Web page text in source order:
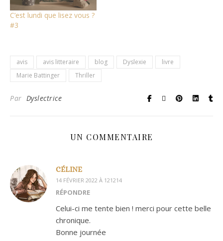
dans un prêt croisé avec
Lucas du…
C’est lundi que lisez vous ?
#3
avis avis litteraire blog Dyslexie
livre
Marie Battinger
Thriller
Par Dyslectrice
UN COMMENTAIRE
CÉLINE
14 FÉVRIER 2022 À 121214
RÉPONDRE
Celui-ci me tente bien ! merci pour cette belle
chronique.
Bonne journée